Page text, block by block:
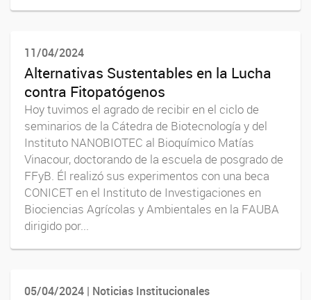
11/04/2024
Alternativas Sustentables en la Lucha
contra Fitopatógenos
Hoy tuvimos el agrado de recibir en el ciclo de
seminarios de la Cátedra de Biotecnología y del
Instituto NANOBIOTEC al Bioquímico Matías
Vinacour, doctorando de la escuela de posgrado de
FFyB. Él realizó sus experimentos con una beca
CONICET en el Instituto de Investigaciones en
Biociencias Agrícolas y Ambientales en la FAUBA
dirigido por...
05/04/2024 | Noticias Institucionales